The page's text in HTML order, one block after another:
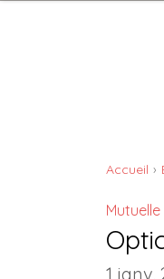
Accueil
Mutuelle
1 janv.